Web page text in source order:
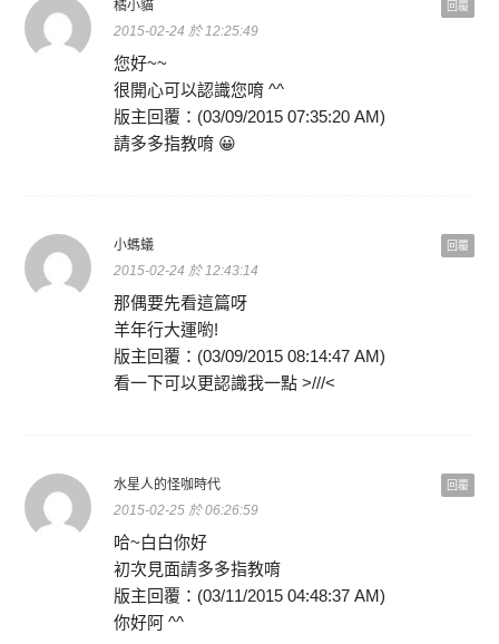
回覆
橘小貓
2015-02-24 於 12:25:49
您好~~
很開心可以認識您唷 ^^
版主回覆：(03/09/2015 07:35:20 AM)
請多多指教唷 😀
回覆
小螞蟻
2015-02-24 於 12:43:14
那偶要先看這篇呀
羊年行大運喲!
版主回覆：(03/09/2015 08:14:47 AM)
看一下可以更認識我一點 >///<
回覆
水星人的怪咖時代
2015-02-25 於 06:26:59
哈~白白你好
初次見面請多多指教唷
版主回覆：(03/11/2015 04:48:37 AM)
你好阿 ^^